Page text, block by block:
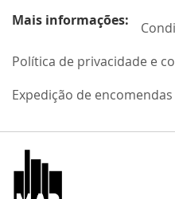
Mais informações:
Política de privacidade e
Expedição de encomendas